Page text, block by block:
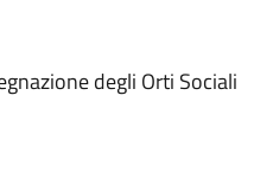
degli Orti Sociali